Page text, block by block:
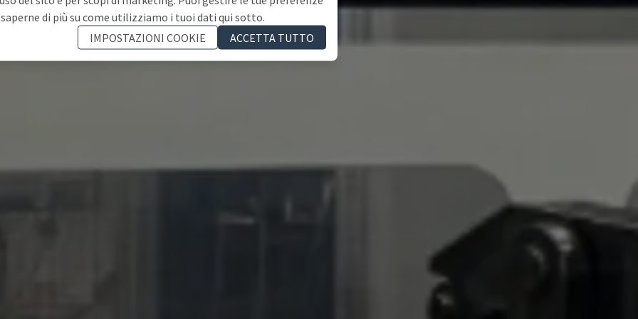
di più su come utilizziamo i tuoi dati qui sotto.
IMPOSTAZIONI COOKIE
ACCETTA TUTTO